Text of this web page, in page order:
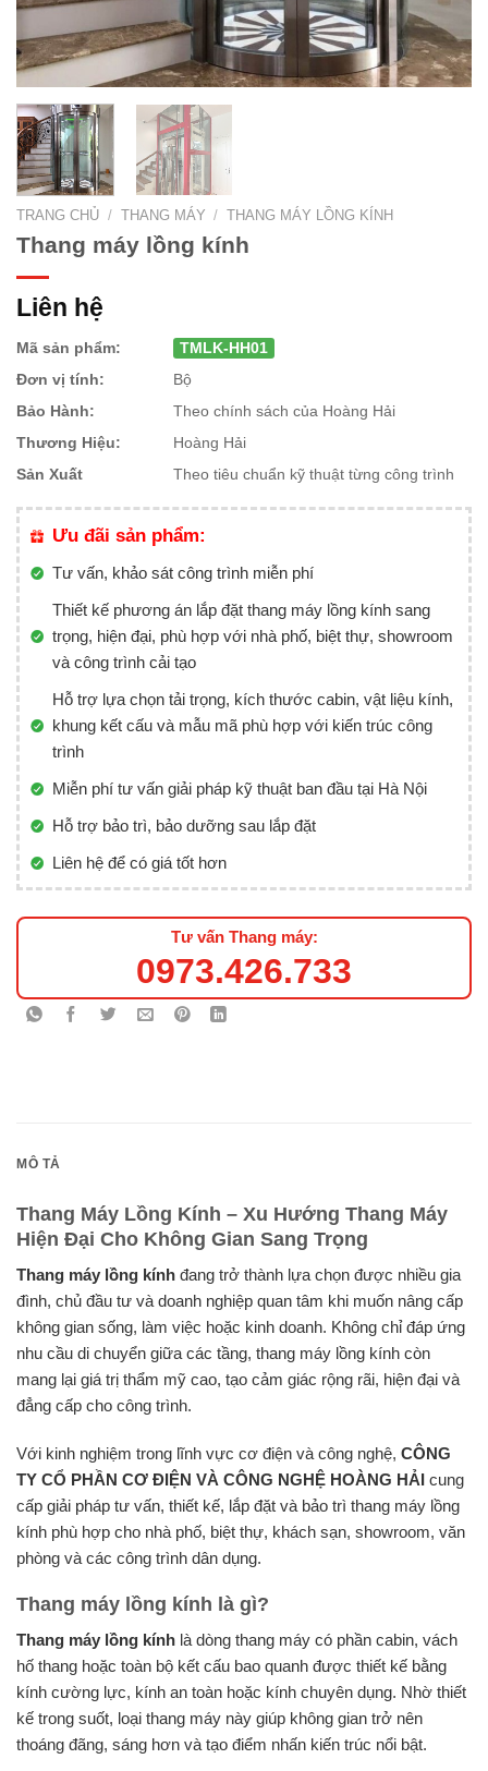
TRANG CHỦ / THANG MÁY / THANG MÁY LỒNG KÍNH
Thang máy lồng kính
Liên hệ
Mã sản phẩm:
TMLK-HH01
Đơn vị tính:
Bộ
Bảo Hành:
Theo chính sách của Hoàng Hải
Thương Hiệu:
Hoàng Hải
Sản Xuất
Theo tiêu chuẩn kỹ thuật từng công trình
Ưu đãi sản phẩm:
Tư vấn, khảo sát công trình miễn phí
Thiết kế phương án lắp đặt thang máy lồng kính sang
trọng, hiện đại, phù hợp với nhà phố, biệt thự, showroom
và công trình cải tạo
Hỗ trợ lựa chọn tải trọng, kích thước cabin, vật liệu kính,
khung kết cấu và mẫu mã phù hợp với kiến trúc công
trình
Miễn phí tư vấn giải pháp kỹ thuật ban đầu tại Hà Nội
Hỗ trợ bảo trì, bảo dưỡng sau lắp đặt
Liên hệ để có giá tốt hơn
Tư vấn Thang máy:
0973.426.733
MÔ TẢ
Thang Máy Lồng Kính – Xu Hướng Thang Máy
Hiện Đại Cho Không Gian Sang Trọng
Thang máy lồng kính đang trở thành lựa chọn được nhiều gia
đình, chủ đầu tư và doanh nghiệp quan tâm khi muốn nâng cấp
không gian sống, làm việc hoặc kinh doanh. Không chỉ đáp ứng
nhu cầu di chuyển giữa các tầng, thang máy lồng kính còn
mang lại giá trị thẩm mỹ cao, tạo cảm giác rộng rãi, hiện đại và
đẳng cấp cho công trình.
Với kinh nghiệm trong lĩnh vực cơ điện và công nghệ, CÔNG
TY CỔ PHẦN CƠ ĐIỆN VÀ CÔNG NGHỆ HOÀNG HẢI cung
cấp giải pháp tư vấn, thiết kế, lắp đặt và bảo trì thang máy lồng
kính phù hợp cho nhà phố, biệt thự, khách sạn, showroom, văn
phòng và các công trình dân dụng.
Thang máy lồng kính là gì?
Thang máy lồng kính là dòng thang máy có phần cabin, vách
hố thang hoặc toàn bộ kết cấu bao quanh được thiết kế bằng
kính cường lực, kính an toàn hoặc kính chuyên dụng. Nhờ thiết
kế trong suốt, loại thang máy này giúp không gian trở nên
thoáng đãng, sáng hơn và tạo điểm nhấn kiến trúc nổi bật.